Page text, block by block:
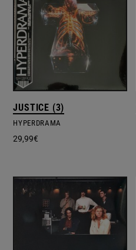
JUSTICE (3)
HYPERDRAMA
29,99€